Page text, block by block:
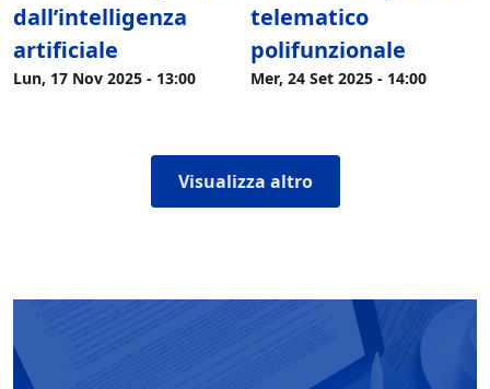
dall’intelligenza
artificiale
Lun, 17 Nov 2025 - 13:00
telematico
polifunzionale
Mer, 24 Set 2025 - 14:00
Visualizza altro